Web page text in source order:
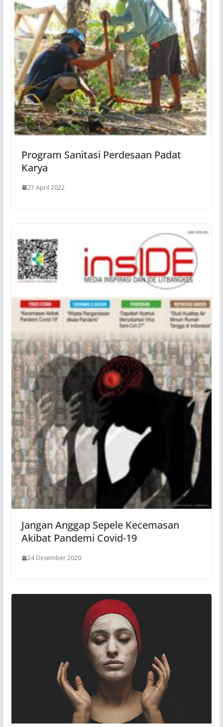
Program Sanitasi Perdesaan Padat
Karya
27 April 2022
Jangan Anggap Sepele Kecemasan
Akibat Pandemi Covid-19
24 Desember 2020